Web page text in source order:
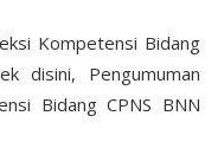
Kompetensi Bidang
disini, Pengumuman
Bidang CPNS BNN